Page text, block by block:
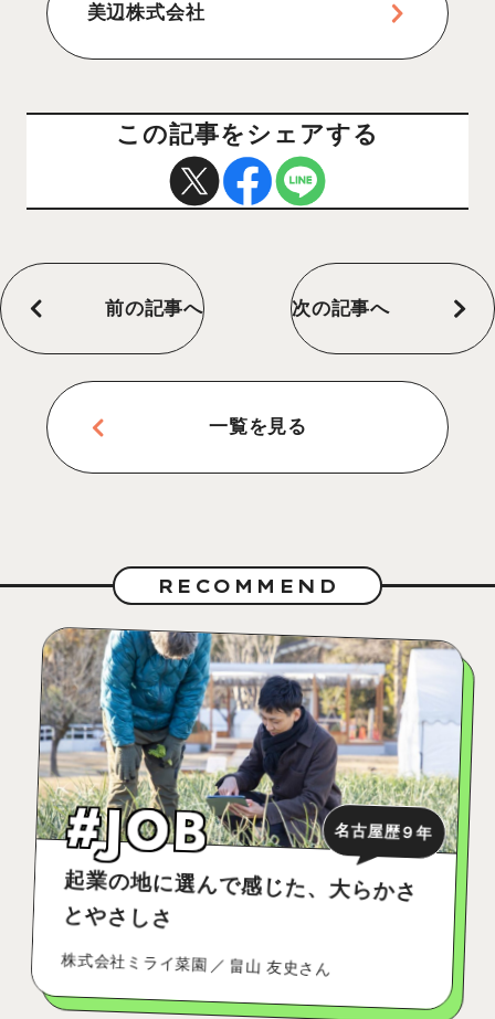
美辺株式会社
この記事をシェアする
前の記事へ 次の記事へ
一覧を見る
RECOMMEND
#JOB 名古屋歴９年
起業の地に選んで感じた、大らかさ
とやさしさ
株式会社ミライ菜園 畠山 友史さん